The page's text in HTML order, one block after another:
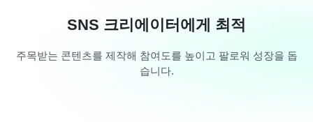
SNS 크리에이터에게 최적
주목받는 콘텐츠를 제작해 참여도를 높이고 팔로워 성장을 돕
습니다.